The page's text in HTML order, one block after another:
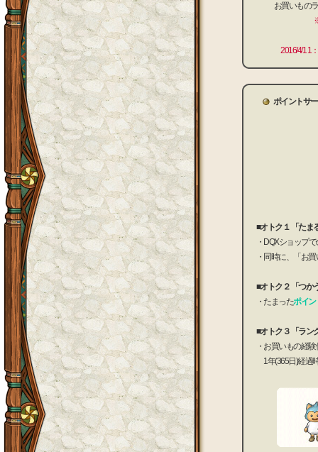
お買いもの
2016/4/1 1
ポイントサ
■オトク１ 「たま
・DQXショップ
・同時に、「お
■オトク２ 「つか
・たまったポイン
■オトク３ 「ラン
・お買いもの経
1年(365日)経過